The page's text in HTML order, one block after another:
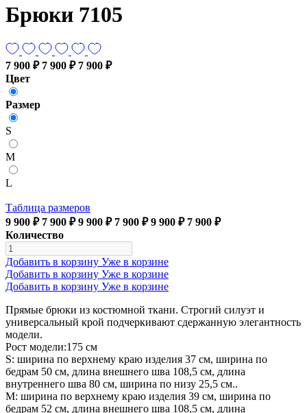
Брюки 7105
7 900 ₽ 7 900 ₽ 7 900 ₽
Цвет
Размер
S
M
L
Таблица размеров
9 900 ₽ 7 900 ₽ 9 900 ₽ 7 900 ₽ 9 900 ₽ 7 900 ₽
Количество
Добавить в корзину Уже в корзине
Добавить в корзину Уже в корзине
Добавить в корзину Уже в корзине
Прямые брюки из костюмной ткани. Строгий силуэт и
универсальный крой подчеркивают сдержанную элегантность
модели.
Рост модели:175 см
S: ширина по верхнему краю изделия 37 см, ширина по
бедрам 50 см, длина внешнего шва 108,5 см, длина
внутреннего шва 80 см, ширина по низу 25,5 см..
М: ширина по верхнему краю изделия 39 см, ширина по
бедрам 52 см, длина внешнего шва 108,5 см, длина